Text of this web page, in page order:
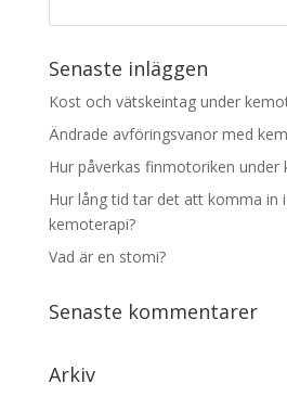
Senaste inläggen
Kost och vätskeintag under
Ändrade avföringsvanor med
Hur påverkas finmotoriken under
Hur lång tid tar det att komma in
kemoterapi?
Vad är en stomi?
Senaste kommentarer
Arkiv